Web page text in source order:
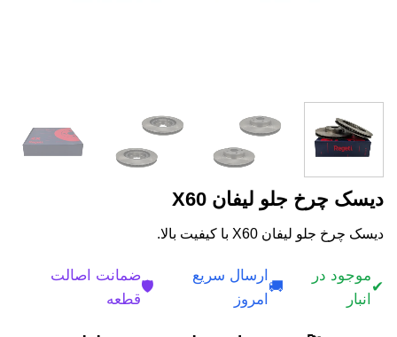
دیسک چرخ جلو لیفان X60
دیسک چرخ جلو لیفان X60 با کیفیت بالا.
✔
موجود در
انبار
🚚
ارسال سریع
امروز
🛡️
ضمانت اصالت
قطعه